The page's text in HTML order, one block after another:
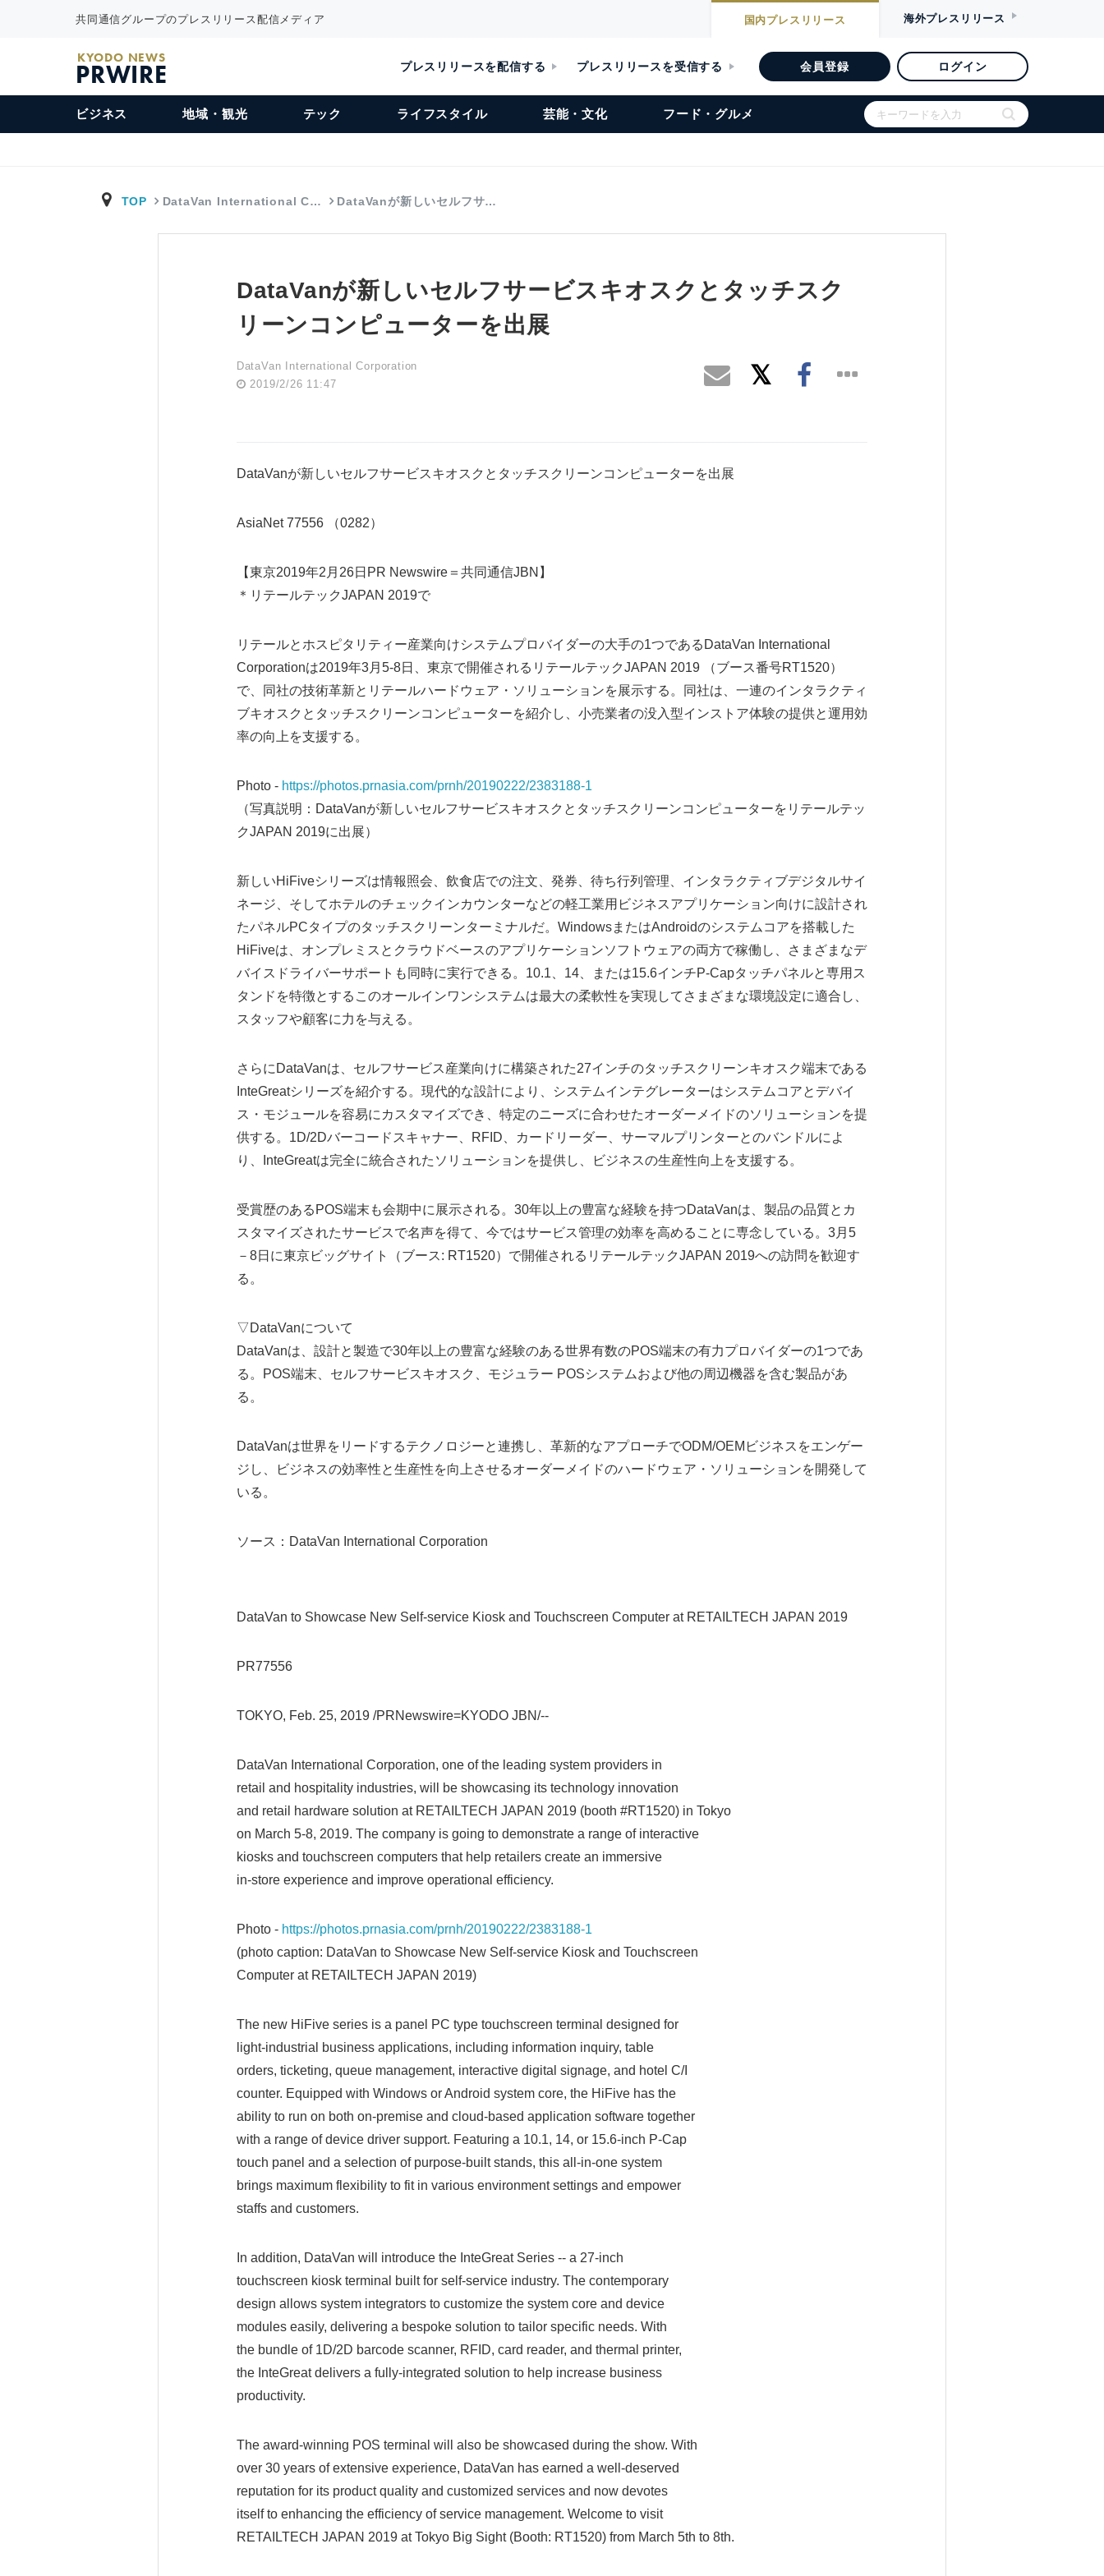
共同通信グループのプレスリリース配信メディア 国内プレスリリース 海外プレスリリース
KYODO NEWS
PRWIRE プレスリリースを配信する プレスリリースを受信する 会員登録 ログイン
ビジネス 地域・観光 テック ライフスタイル 芸能・文化 フード・グルメ
TOP DataVan International C… DataVanが新しいセルフサ…
DataVanが新しいセルフサービスキオスクとタッチスク
リーンコンピューターを出展
DataVan International Corporation
2019/2/26 11:47
DataVanが新しいセルフサービスキオスクとタッチスクリーンコンピューターを出展
AsiaNet 77556 （0282）
【東京2019年2月26日PR Newswire＝共同通信JBN】
＊リテールテックJAPAN 2019で
リテールとホスピタリティー産業向けシステムプロバイダーの大手の1つであるDataVan International
Corporationは2019年3月5-8日、東京で開催されるリテールテックJAPAN 2019 （ブース番号RT1520）
で、同社の技術革新とリテールハードウェア・ソリューションを展示する。同社は、一連のインタラクティ
ブキオスクとタッチスクリーンコンピューターを紹介し、小売業者の没入型インストア体験の提供と運用効
率の向上を支援する。
Photo - https://photos.prnasia.com/prnh/20190222/2383188-1
（写真説明：DataVanが新しいセルフサービスキオスクとタッチスクリーンコンピューターをリテールテッ
クJAPAN 2019に出展）
新しいHiFiveシリーズは情報照会、飲食店での注文、発券、待ち行列管理、インタラクティブデジタルサイ
ネージ、そしてホテルのチェックインカウンターなどの軽工業用ビジネスアプリケーション向けに設計され
たパネルPCタイプのタッチスクリーンターミナルだ。WindowsまたはAndroidのシステムコアを搭載した
HiFiveは、オンプレミスとクラウドベースのアプリケーションソフトウェアの両方で稼働し、さまざまなデ
バイスドライバーサポートも同時に実行できる。10.1、14、または15.6インチP-Capタッチパネルと専用ス
タンドを特徴とするこのオールインワンシステムは最大の柔軟性を実現してさまざまな環境設定に適合し、
スタッフや顧客に力を与える。
さらにDataVanは、セルフサービス産業向けに構築された27インチのタッチスクリーンキオスク端末である
InteGreatシリーズを紹介する。現代的な設計により、システムインテグレーターはシステムコアとデバイ
ス・モジュールを容易にカスタマイズでき、特定のニーズに合わせたオーダーメイドのソリューションを提
供する。1D/2Dバーコードスキャナー、RFID、カードリーダー、サーマルプリンターとのバンドルによ
り、InteGreatは完全に統合されたソリューションを提供し、ビジネスの生産性向上を支援する。
受賞歴のあるPOS端末も会期中に展示される。30年以上の豊富な経験を持つDataVanは、製品の品質とカ
スタマイズされたサービスで名声を得て、今ではサービス管理の効率を高めることに専念している。3月5
－8日に東京ビッグサイト（ブース: RT1520）で開催されるリテールテックJAPAN 2019への訪問を歓迎す
る。
▽DataVanについて
DataVanは、設計と製造で30年以上の豊富な経験のある世界有数のPOS端末の有力プロバイダーの1つであ
る。POS端末、セルフサービスキオスク、モジュラー POSシステムおよび他の周辺機器を含む製品があ
る。
DataVanは世界をリードするテクノロジーと連携し、革新的なアプローチでODM/OEMビジネスをエンゲー
ジし、ビジネスの効率性と生産性を向上させるオーダーメイドのハードウェア・ソリューションを開発して
いる。
ソース：DataVan International Corporation
DataVan to Showcase New Self-service Kiosk and Touchscreen Computer at RETAILTECH JAPAN 2019
PR77556
TOKYO, Feb. 25, 2019 /PRNewswire=KYODO JBN/--
DataVan International Corporation, one of the leading system providers in
retail and hospitality industries, will be showcasing its technology innovation
and retail hardware solution at RETAILTECH JAPAN 2019 (booth #RT1520) in Tokyo
on March 5-8, 2019. The company is going to demonstrate a range of interactive
kiosks and touchscreen computers that help retailers create an immersive
in-store experience and improve operational efficiency.
Photo - https://photos.prnasia.com/prnh/20190222/2383188-1
(photo caption: DataVan to Showcase New Self-service Kiosk and Touchscreen
Computer at RETAILTECH JAPAN 2019)
The new HiFive series is a panel PC type touchscreen terminal designed for
light-industrial business applications, including information inquiry, table
orders, ticketing, queue management, interactive digital signage, and hotel C/I
counter. Equipped with Windows or Android system core, the HiFive has the
ability to run on both on-premise and cloud-based application software together
with a range of device driver support. Featuring a 10.1, 14, or 15.6-inch P-Cap
touch panel and a selection of purpose-built stands, this all-in-one system
brings maximum flexibility to fit in various environment settings and empower
staffs and customers.
In addition, DataVan will introduce the InteGreat Series -- a 27-inch
touchscreen kiosk terminal built for self-service industry. The contemporary
design allows system integrators to customize the system core and device
modules easily, delivering a bespoke solution to tailor specific needs. With
the bundle of 1D/2D barcode scanner, RFID, card reader, and thermal printer,
the InteGreat delivers a fully-integrated solution to help increase business
productivity.
The award-winning POS terminal will also be showcased during the show. With
over 30 years of extensive experience, DataVan has earned a well-deserved
reputation for its product quality and customized services and now devotes
itself to enhancing the efficiency of service management. Welcome to visit
RETAILTECH JAPAN 2019 at Tokyo Big Sight (Booth: RT1520) from March 5th to 8th.